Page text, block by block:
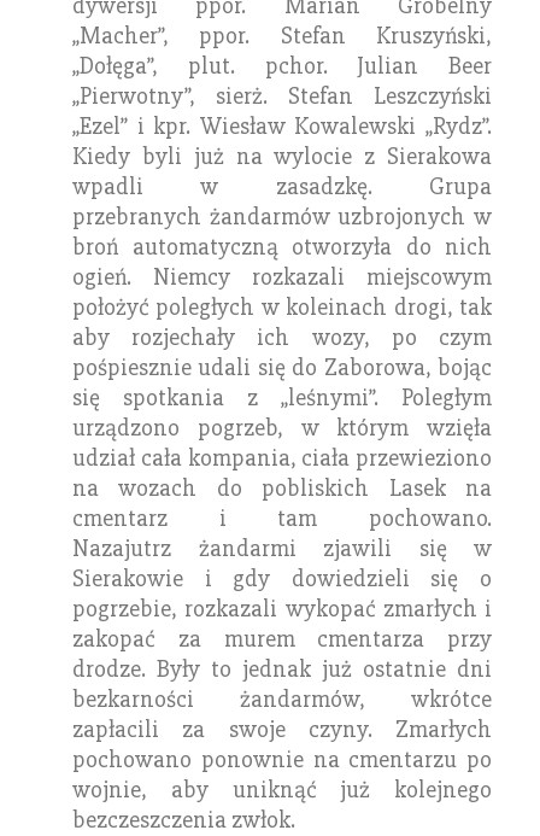
„Macher”, ppor. Stefan Kruszyński,
„Dołęga”, plut. pchor. Julian Beer
„Pierwotny”, sierż. Stefan Leszczyński
„Ezel” i kpr. Wiesław Kowalewski „Rydz”.
Kiedy byli już na wylocie z Sierakowa
wpadli w zasadzkę. Grupa
przebranych żandarmów uzbrojonych w
broń automatyczną otworzyła do nich
ogień. Niemcy rozkazali miejscowym
położyć poległych w koleinach drogi, tak
aby rozjechały ich wozy, po czym
pośpiesznie udali się do Zaborowa, bojąc
się spotkania z „leśnymi”. Poległym
urządzono pogrzeb, w którym wzięła
udział cała kompania, ciała przewieziono
na wozach do pobliskich Lasek na
cmentarz i tam pochowano.
Nazajutrz żandarmi zjawili się w
Sierakowie i gdy dowiedzieli się o
pogrzebie, rozkazali wykopać zmarłych i
zakopać za murem cmentarza przy
drodze. Były to jednak już ostatnie dni
bezkarności żandarmów, wkrótce
zapłacili za swoje czyny. Zmarłych
pochowano ponownie na cmentarzu po
wojnie, aby uniknąć już kolejnego
bezczeszczenia zwłok.